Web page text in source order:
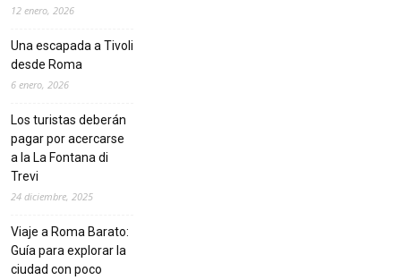
12 enero, 2026
Una escapada a Tivoli
desde Roma
6 enero, 2026
Los turistas deberán
pagar por acercarse
a la La Fontana di
Trevi
24 diciembre, 2025
Viaje a Roma Barato:
Guía para explorar la
ciudad con poco